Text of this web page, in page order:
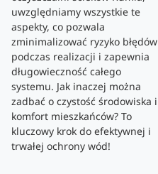
uwzględniamy wszystkie te
aspekty, co pozwala
zminimalizować ryzyko błędów
podczas realizacji i zapewnia
długowieczność całego
systemu. Jak inaczej można
zadbać o czystość środowiska i
komfort mieszkańców? To
kluczowy krok do efektywnej i
trwałej ochrony wód!